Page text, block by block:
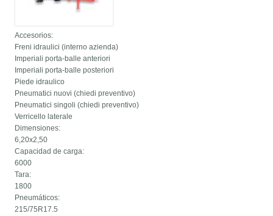
Accesorios:
Freni idraulici (interno azienda)
Imperiali porta-balle anteriori
Imperiali porta-balle posteriori
Piede idraulico
Pneumatici nuovi (chiedi preventivo)
Pneumatici singoli (chiedi preventivo)
Verricello laterale
Dimensiones:
6,20x2,50
Capacidad de carga:
6000
Tara:
1800
Pneumáticos:
215/75R17.5